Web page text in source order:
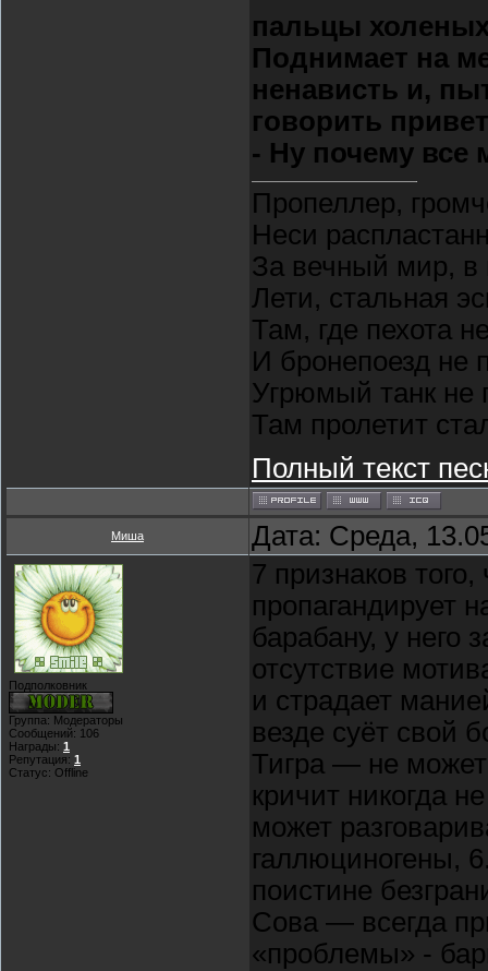
пальцы
Поднимает на
ненависть и,
говорить
- Ну почему все
Пропеллер,
Неси
За вечный мир, в
Лети, стальная
Там, где пехота
И бронепоезд не
Угрюмый танк не
Там пролетит
Полный текст
Миша Дата: Среда,
Подполковник
Группа: Модераторы
Сообщений: 106
Награды: 1
Репутация: 1
Статус: Offline
7 признаков
пропагандирует
барабану, у него
отсутствие
и страдает
везде суёт свой
Тигра — не может
кричит никогда
может
галлюциногены,
поистине
Сова — всегда
«проблемы» -